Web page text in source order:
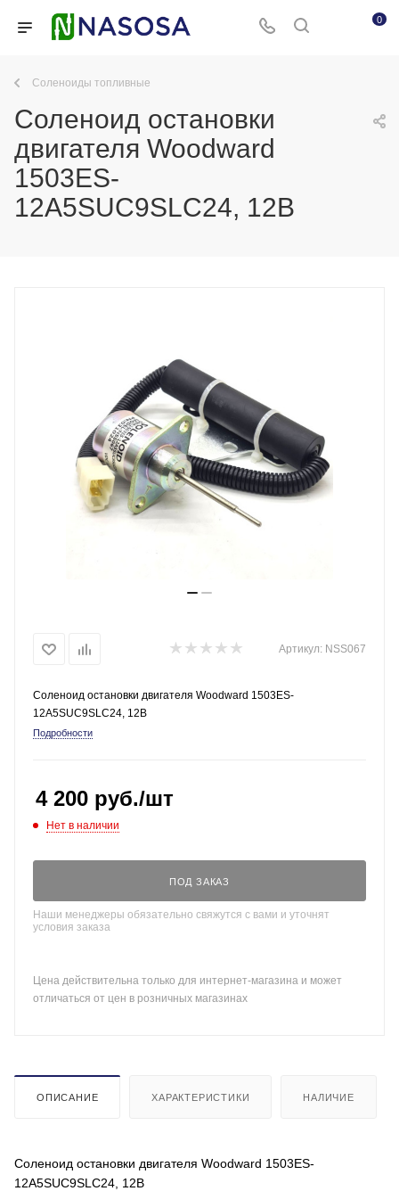
0
Соленоиды топливные
Соленоид остановки
двигателя Woodward
1503ES-
12A5SUC9SLC24, 12В
Артикул: NSS067
Соленоид остановки двигателя Woodward 1503ES-
12A5SUC9SLC24, 12В
Подробности
4 200 руб./шт
Нет в наличии
ПОД ЗАКАЗ
Наши менеджеры обязательно свяжутся с вами и уточнят
условия заказа
Цена действительна только для интернет-магазина и может
отличаться от цен в розничных магазинах
ОПИСАНИЕ ХАРАКТЕРИСТИКИ НАЛИЧИЕ
Соленоид остановки двигателя Woodward 1503ES-
12A5SUC9SLC24, 12В